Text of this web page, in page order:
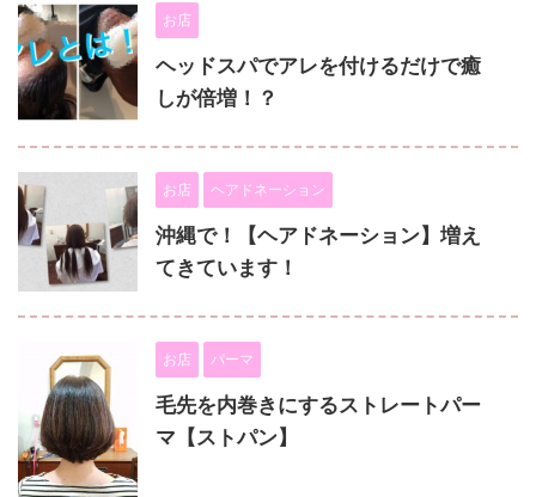
お店
ヘッドスパでアレを付けるだけで癒
しが倍増！？
お店 ヘアドネーション
沖縄で！【ヘアドネーション】増え
てきています！
お店 パーマ
毛先を内巻きにするストレートパー
マ【ストパン】